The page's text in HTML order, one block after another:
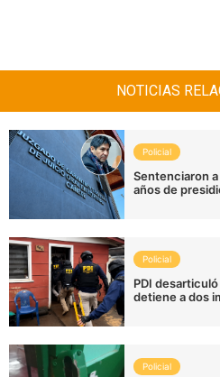
NOTICIAS
Policial
Sentenciaron
años de
Policial
PDI
detiene a dos
Policial